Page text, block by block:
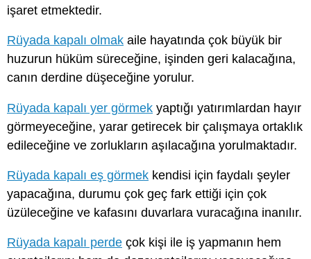
işaret etmektedir.
Rüyada kapalı olmak aile hayatında çok büyük bir
huzurun hüküm süreceğine, işinden geri kalacağına,
canın derdine düşeceğine yorulur.
Rüyada kapalı yer görmek yaptığı yatırımlardan hayır
görmeyeceğine, yarar getirecek bir çalışmaya ortaklık
edileceğine ve zorlukların aşılacağına yorulmaktadır.
Rüyada kapalı eş görmek kendisi için faydalı şeyler
yapacağına, durumu çok geç fark ettiği için çok
üzüleceğine ve kafasını duvarlara vuracağına inanılır.
Rüyada kapalı perde çok kişi ile iş yapmanın hem